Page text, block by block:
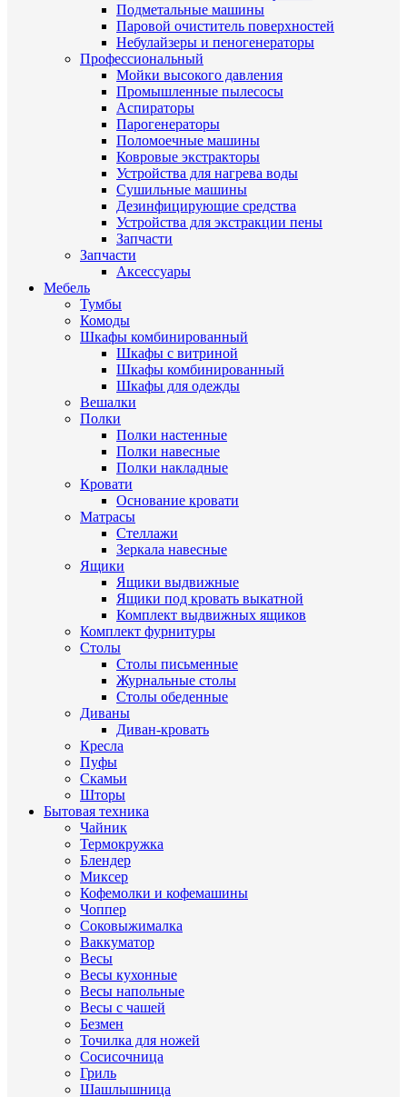
Подметальные машины
Паровой очиститель поверхностей
Небулайзеры и пеногенераторы
Профессиональный
Мойки высокого давления
Промышленные пылесосы
Аспираторы
Парогенераторы
Поломоечные машины
Ковровые экстракторы
Устройства для нагрева воды
Сушильные машины
Дезинфицирующие средства
Устройства для экстракции пены
Запчасти
Запчасти
Аксессуары
Мебель
Тумбы
Комоды
Шкафы комбинированный
Шкафы с витриной
Шкафы комбинированный
Шкафы для одежды
Вешалки
Полки
Полки настенные
Полки навесные
Полки накладные
Кровати
Основание кровати
Матрасы
Стеллажи
Зеркала навесные
Ящики
Ящики выдвижные
Ящики под кровать выкатной
Комплект выдвижных ящиков
Комплект фурнитуры
Столы
Столы письменные
Журнальные cтолы
Столы обеденные
Диваны
Диван-кровать
Кресла
Пуфы
Скамьи
Шторы
Бытовая техника
Чайник
Термокружка
Блендер
Миксер
Кофемолки и кофемашины
Чоппер
Соковыжималка
Ваккуматор
Весы
Весы кухонные
Весы напольные
Весы с чашей
Безмен
Точилка для ножей
Сосисочница
Гриль
Шашлышница